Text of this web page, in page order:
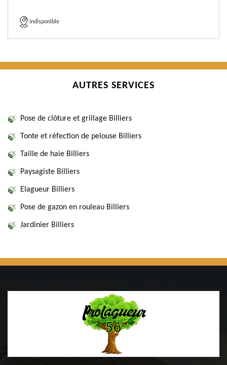
indisponible
AUTRES SERVICES
Pose de clôture et grillage Billiers
Tonte et réfection de pelouse Billiers
Taille de haie Billiers
Paysagiste Billiers
Elagueur Billiers
Pose de gazon en rouleau Billiers
Jardinier Billiers